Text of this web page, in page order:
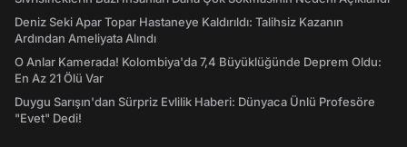
Deniz Seki Apar Topar Hastaneye Kaldırıldı: Talihsiz Kazanın
Ardından Ameliyata Alındı
O Anlar Kamerada! Kolombiya'da 7,4 Büyüklüğünde Deprem Oldu:
En Az 21 Ölü Var
Duygu Sarışın'dan Sürpriz Evlilik Haberi: Dünyaca Ünlü Profesöre
"Evet" Dedi!